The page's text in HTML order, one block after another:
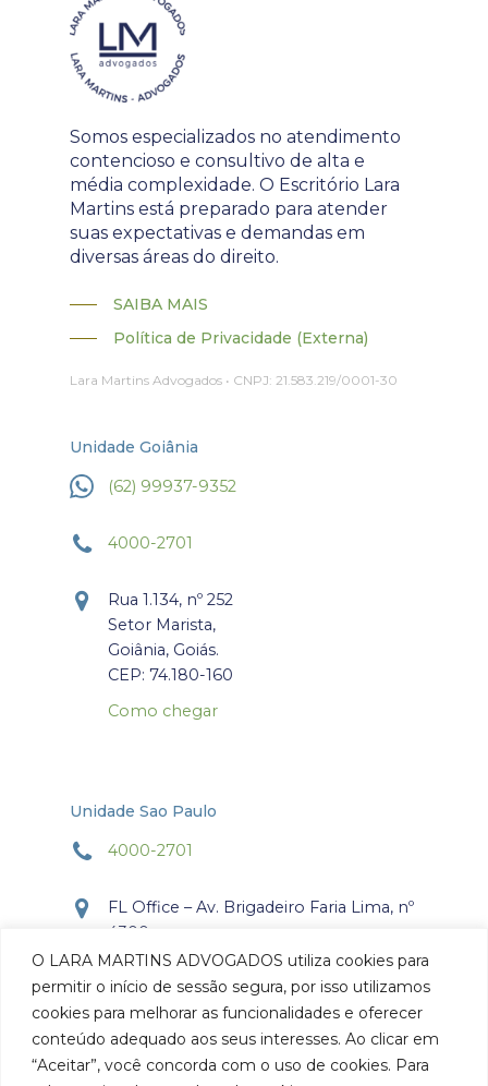
O LARA MARTINS ADVOGADOS utiliza cookies para
permitir o início de sessão segura, por isso utilizamos
cookies para melhorar as funcionalidades e oferecer
conteúdo adequado aos seus interesses. Ao clicar em
“Aceitar”, você concorda com o uso de cookies. Para
Somos especializados no atendimento
contencioso e consultivo de alta e
média complexidade. O Escritório Lara
Martins está preparado para atender
suas expectativas e demandas em
diversas áreas do direito.
SAIBA MAIS
Política de Privacidade (Externa)
Lara Martins Advogados • CNPJ: 21.583.219/0001-30
Unidade Goiânia
(62) 99937-9352
4000-2701
Rua 1.134, nº 252
Setor Marista,
Goiânia, Goiás.
CEP: 74.180-160
Como chegar
Unidade Sao Paulo
4000-2701
FL Office – Av. Brigadeiro Faria Lima, nº
4300
Torre Office – Sala 804
Itaim Bibi, São Paulo, SP.
CEP: 04.538-132
Como chegar